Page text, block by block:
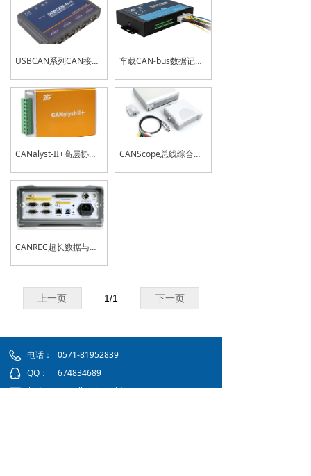
USBCAN系列CAN接口卡 车载CAN-bus数据记录仪
CANalyst-II+高层协议分析仪 CANScope总线综合分析仪
CANREC超长数据与波形记录分析仪
上一页 下一页
1/1
电话：
0571-81952839
QQ：
674834689
邮箱： wangjie@hzweidan.com